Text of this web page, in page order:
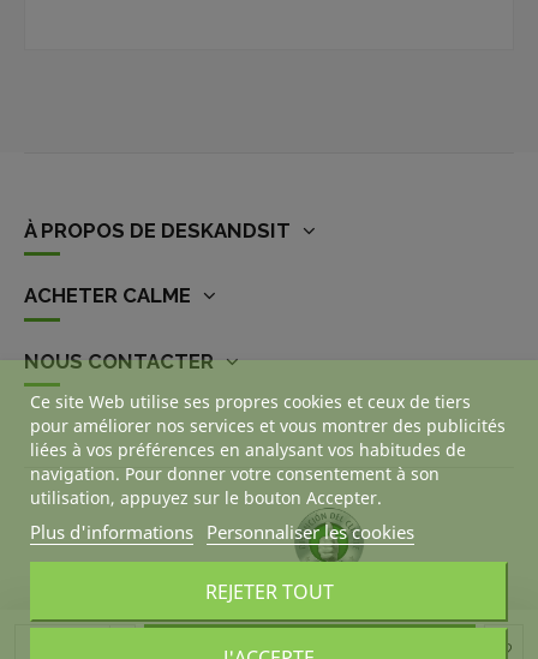
Ajouter au panier
À PROPOS DE DESKANDSIT
ACHETER CALME
NOUS CONTACTER
Ce site Web utilise ses propres cookies et ceux de tiers
pour améliorer nos services et vous montrer des publicités
liées à vos préférences en analysant vos habitudes de
navigation. Pour donner votre consentement à son
utilisation, appuyez sur le bouton Accepter.
Plus d'informations Personnaliser les cookies
REJETER TOUT